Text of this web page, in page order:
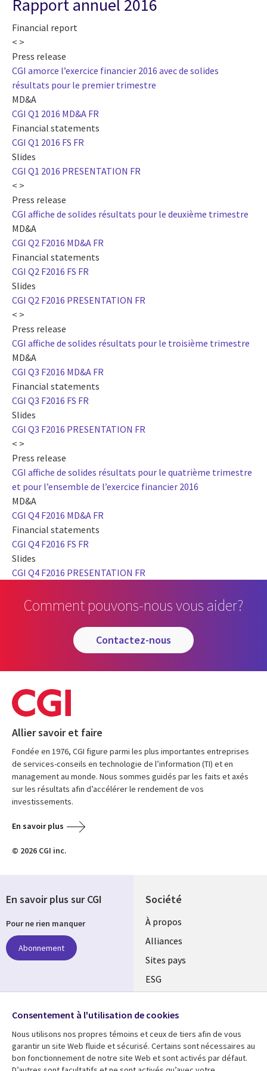
Rapport annuel 2016
Financial report
< >
Press release
CGI amorce l’exercice financier 2016 avec de solides
résultats pour le premier trimestre
MD&A
CGI Q1 2016 MD&A FR
Financial statements
CGI Q1 2016 FS FR
Slides
CGI Q1 2016 PRESENTATION FR
< >
Press release
CGI affiche de solides résultats pour le deuxième trimestre
MD&A
CGI Q2 F2016 MD&A FR
Financial statements
CGI Q2 F2016 FS FR
Slides
CGI Q2 F2016 PRESENTATION FR
< >
Press release
CGI affiche de solides résultats pour le troisième trimestre
MD&A
CGI Q3 F2016 MD&A FR
Financial statements
CGI Q3 F2016 FS FR
Slides
CGI Q3 F2016 PRESENTATION FR
< >
Press release
CGI affiche de solides résultats pour le quatrième trimestre
et pour l’ensemble de l’exercice financier 2016
MD&A
CGI Q4 F2016 MD&A FR
Financial statements
CGI Q4 F2016 FS FR
Slides
CGI Q4 F2016 PRESENTATION FR
Comment pouvons-nous vous aider?
contactez-nous
Allier savoir et faire
Fondée en 1976, CGI figure parmi les plus importantes entreprises
de services-conseils en technologie de l’information (TI) et en
management au monde. Nous sommes guidés par les faits et axés
sur les résultats afin d’accélérer le rendement de vos
investissements.
En savoir plus
© 2026 CGI inc.
Société
À propos
Alliances
Sites pays
ESG
Fusions
Salle de presse
En savoir plus sur CGI
Pour ne rien manquer
Abonnement
Suivez-nous
Social
Media
Global
Consentement à l'utilisation de cookies
Nous utilisons nos propres témoins et ceux de tiers afin de vous
garantir un site Web fluide et sécurisé. Certains sont nécessaires au
bon fonctionnement de notre site Web et sont activés par défaut.